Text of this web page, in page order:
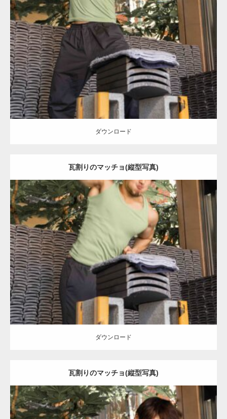
Update:2023.02.11
Category: 瓦割りのマッチョ オレンジの人 浅草 (東京)
ダウンロード
ダウンロード
瓦割りのマッチョ(縦型写真)
Update:
Category:瓦割りのマッチョ オレンジの人 浅草 (東京)
ダウンロード
ダウンロード
瓦割りのマッチョ(縦型写真)